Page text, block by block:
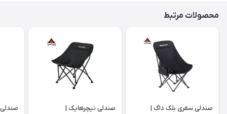
محصولات مرتبط
صندلی سفری بلک داگ |
صندلی نیچرهایک |